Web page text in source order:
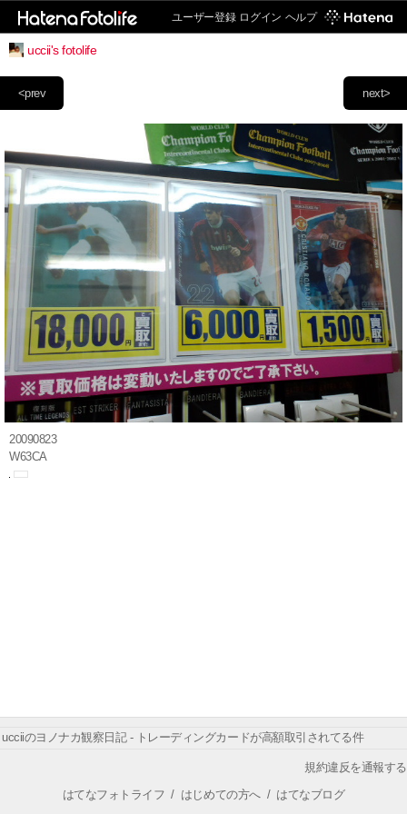
ユーザー登録 ログイン ヘルプ
uccii's fotolife
next>
<prev
20090823
W63CA
ucciiのヨノナカ観察日記 - トレーディングカードが高額取引されてる件
規約違反を通報する
はてなフォトライフ / はじめての方へ/ はてなブログ